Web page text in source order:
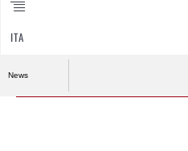
ITA
News